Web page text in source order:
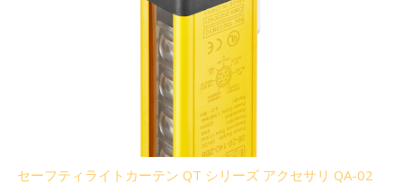
セーフティライトカーテン QT シリーズ アクセサリ QA-02